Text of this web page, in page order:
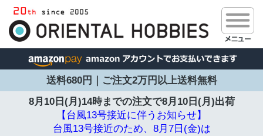
送料680円｜ご注文2万円以上送料無料
8月10日(月)14時までの注文で8月10日(月)出荷
【台風13号接近に伴うお知らせ】
台風13号接近のため、8月7日(金)は